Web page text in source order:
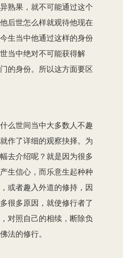
熟果，就不可能通过这个
后世怎么样就观待他现在
生当中他通过这样的身份
当中绝对不可能获得解
的身份。所以这方面要区
么世间当中大多数人不趣
作了详细的观察抉择。为
去介绍呢？就是因为很多
生信心，而乐意生起种种
或者趣入外道的修持，因
很多原因，就使修行者了
对照自己的相续，断除负
法的修行。